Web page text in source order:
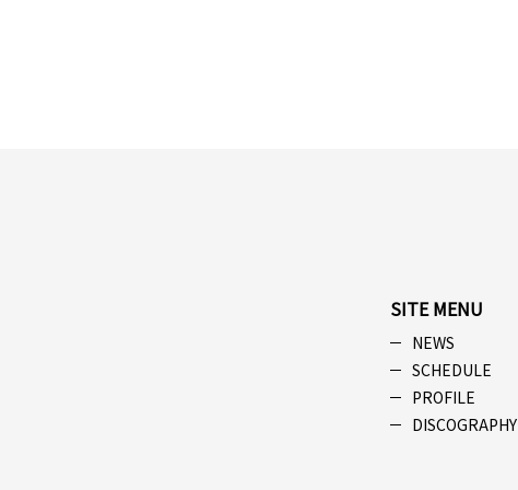
SITE MENU
NEWS
SCHEDULE
PROFILE
DISCOGRAPHY